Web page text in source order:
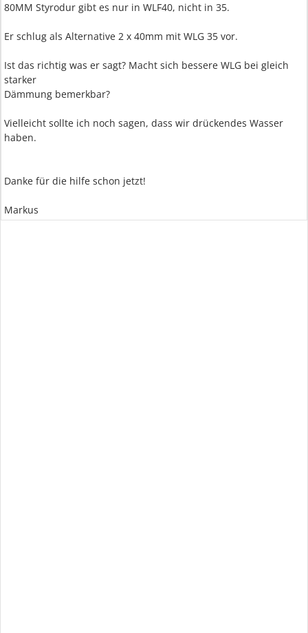
80MM Styrodur gibt es nur in WLF40, nicht in 35.
Er schlug als Alternative 2 x 40mm mit WLG 35 vor.
Ist das richtig was er sagt? Macht sich bessere WLG bei gleich
starker
Dämmung bemerkbar?
Vielleicht sollte ich noch sagen, dass wir drückendes Wasser
haben.
Danke für die hilfe schon jetzt!
Markus